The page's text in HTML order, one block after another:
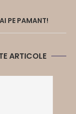
PE PAMANT!
ARTICOLE